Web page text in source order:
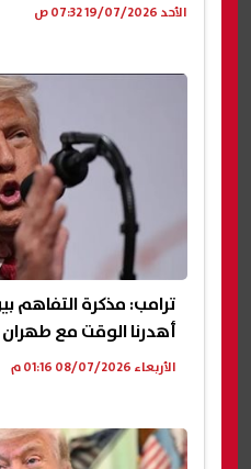
الأحد 19/07/2026 07:32 ص
ترامب: مذكرة التفاهم
أهدرنا الوقت مع طهران
الأربعاء 08/07/2026 01:16 م